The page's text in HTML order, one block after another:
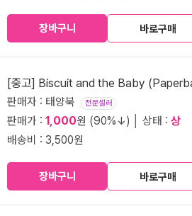
장바구니 바로구매
[중고] Biscuit and the Baby
판매자 : 태양북 전문셀러
판매가 : 1,000원 (90%↓) │ 상태 : 상
배송비 : 3,500원
장바구니 바로구매